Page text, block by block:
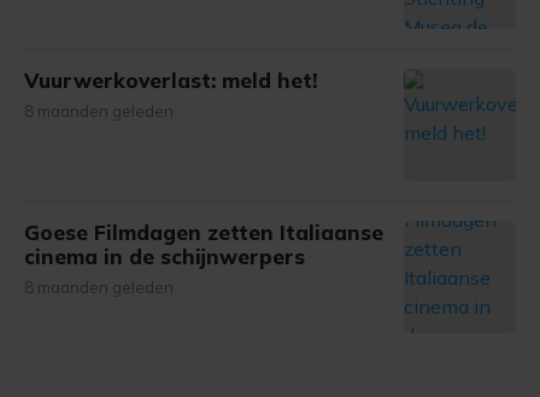
Vuurwerkoverlast: meld het!
8 maanden geleden
Goese Filmdagen zetten Italiaanse
cinema in de schijnwerpers
8 maanden geleden